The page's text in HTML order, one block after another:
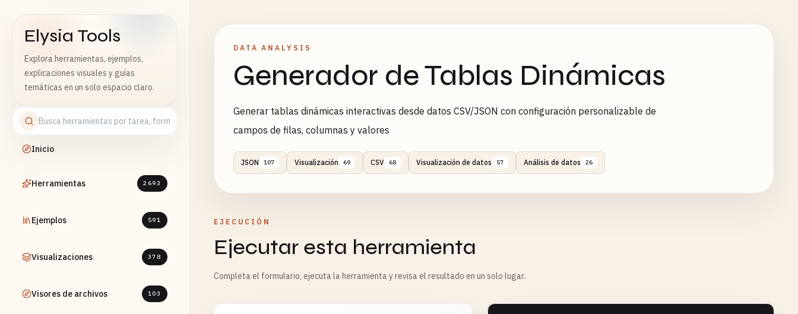
Elysia Tools
Explora herramientas, ejemplos,
explicaciones visuales y guías
temáticas en un solo espacio claro.
Inicio
Herramientas 2693
Ejemplos 591
Visualizaciones 378
Visores de archivos 103
DATA ANALYSIS
Generador de Tablas Dinámicas
Generar tablas dinámicas interactivas desde datos CSV/JSON con configuración personalizable de
campos de filas, columnas y valores
JSON 107 Visualización 69 CSV 68 Visualización de datos 57 Análisis de datos 26
EJECUCIÓN
Ejecutar esta herramienta
Completa el formulario, ejecuta la herramienta y revisa el resultado en un solo lugar.